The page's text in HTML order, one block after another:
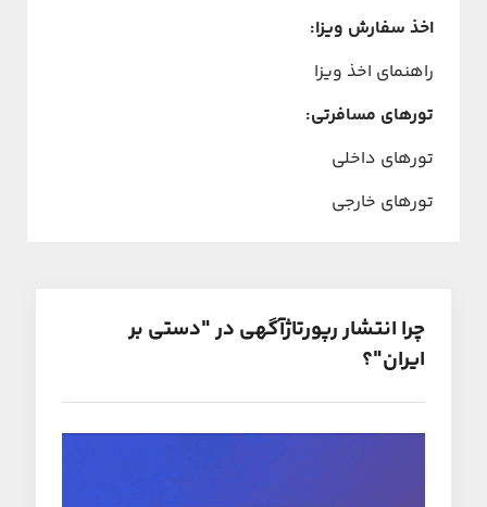
اخذ سفارش ویزا:
راهنمای اخذ ویزا
تورهای مسافرتی:
تورهای داخلی
تورهای خارجی
چرا انتشار رپورتاژآگهی در "دستی بر
ایران"؟